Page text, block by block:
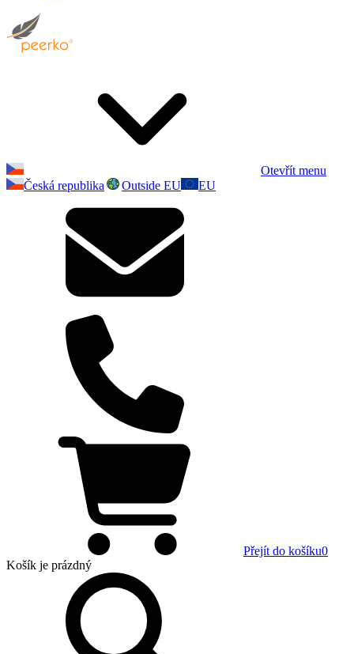
Otevřít menu
Česká republika
Outside EU EU
Přejít do košíku0
Košík je prázdný